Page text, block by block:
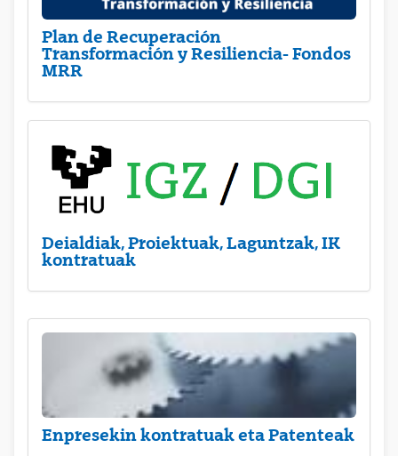
Plan de Recuperación
Transformación y Resiliencia- Fondos
MRR
Deialdiak, Proiektuak, Laguntzak, IK
kontratuak
Enpresekin kontratuak eta Patenteak